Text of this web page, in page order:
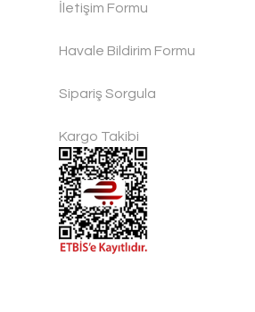
İletişim Formu
Havale Bildirim Formu
Sipariş Sorgula
Kargo Takibi